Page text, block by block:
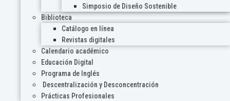
Simposio de Diseño Sostenible
Biblioteca
Catálogo en línea
Revistas digitales
Calendario académico
Educación Digital
Programa de Inglés
Descentralización y Desconcentración
Prácticas Profesionales